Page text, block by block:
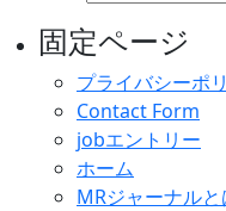
固定ページ
プライバシーポ
Contact Form
jobエントリー
ホーム
MRジャーナルと